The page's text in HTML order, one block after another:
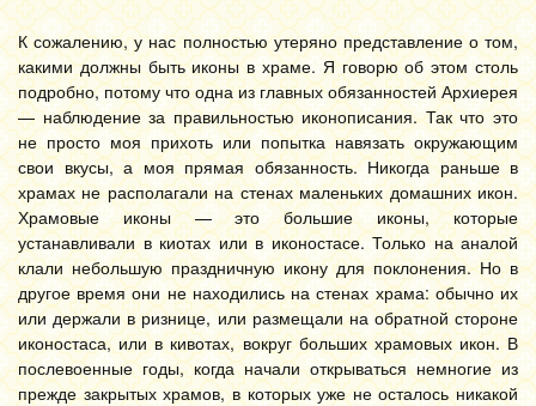
К сожалению, у нас полностью утеряно представление о том,
какими должны быть иконы в храме. Я говорю об этом столь
подробно, потому что одна из главных обязанностей Архиерея
— наблюдение за правильностью иконописания. Так что это
не просто моя прихоть или попытка навязать окружающим
свои вкусы, а моя прямая обязанность. Никогда раньше в
храмах не располагали на стенах маленьких домашних икон.
Храмовые иконы — это большие иконы, которые
устанавливали в киотах или в иконостасе. Только на аналой
клали небольшую праздничную икону для поклонения. Но в
другое время они не находились на стенах храма: обычно их
или держали в ризнице, или размещали на обратной стороне
иконостаса, или в кивотах, вокруг больших храмовых икон. В
послевоенные годы, когда начали открываться немногие из
прежде закрытых храмов, в которых уже не осталось никакой